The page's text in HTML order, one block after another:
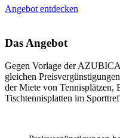
Angebot entdecken
Das Angebot
Gegen Vorlage der
gleichen
der Miete von Tennisplätzen,
Tischtennisplatten im